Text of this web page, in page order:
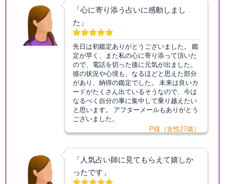
「心に寄り添う占いに感動しまし
た」
先日は初鑑定ありがとうございました。 鑑
定が早く、また私の心に寄り添って頂いた
ので、電話を切った後に元気が出ました。
彼の状況や心境も、なるほどと思えた部分
があり、納得の鑑定でした。 未来は良いカ
ードがたくさん出ているそうなので、今は
なるべく自分の事に集中して乗り越えたい
と思います。 アフターメールもありがとう
ございました。
P様（女性27歳）
「人気占い師に見てもらえて嬉しか
ったです」